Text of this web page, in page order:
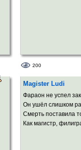
200
Magister Ludi
Фараон не успел
Он ушёл слишком
Смерть поставила
Как магистр,